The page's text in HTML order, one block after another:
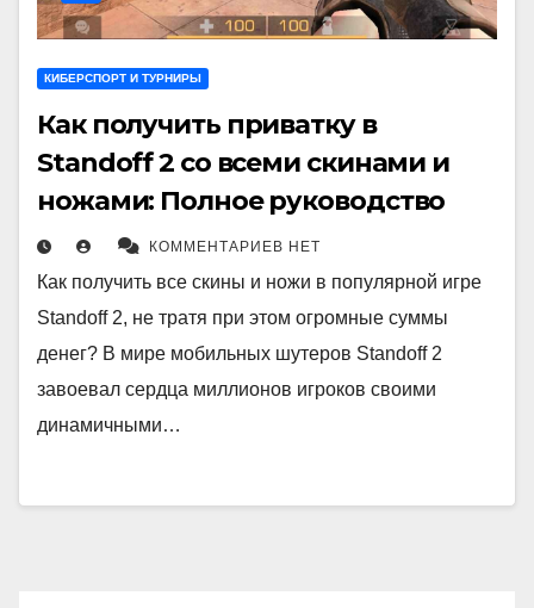
КИБЕРСПОРТ И ТУРНИРЫ
Как получить приватку в
Standoff 2 со всеми скинами и
ножами: Полное руководство
КОММЕНТАРИЕВ НЕТ
Как получить все скины и ножи в популярной игре
Standoff 2, не тратя при этом огромные суммы
денег? В мире мобильных шутеров Standoff 2
завоевал сердца миллионов игроков своими
динамичными…